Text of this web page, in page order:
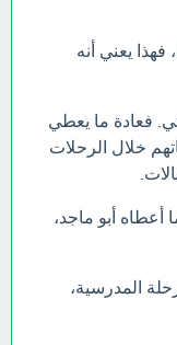
فهذا يعني أنه
فعادة ما يعطي
خلال الرحلات
أعطاه أبو ماجد،
المدرسية،